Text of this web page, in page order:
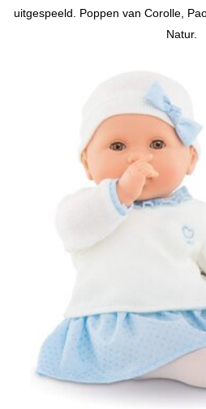
uitgespeeld. Poppen van Corolle,
Natur.